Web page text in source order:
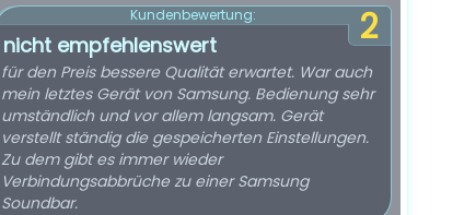
2
Kundenbewertung:
nicht empfehlenswert
für den Preis bessere Qualität erwartet. War auch
mein letztes Gerät von Samsung. Bedienung sehr
umständlich und vor allem langsam. Gerät
verstellt ständig die gespeicherten Einstellungen.
Zu dem gibt es immer wieder
Verbindungsabbrüche zu einer Samsung
Soundbar.